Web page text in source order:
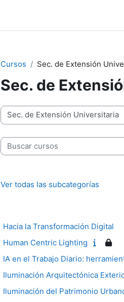
Cursos Sec. de Extensión
Sec. de
Categorías
Buscar cursos
Ver todas las subcategorías
Hacia la Transformación Digital
Human Centric Lighting
IA en el Trabajo Diario:
Iluminación Arquitectónica
Iluminación del Patrimonio